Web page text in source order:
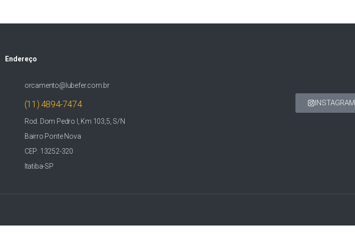
Endereço
orcamento@lubefer.com.br
(11) 4894-7474
Rod. Dom Pedro I, Km 103,5, S/N
Bairro Ponte Nova
CEP: 13252-320
Itatiba-SP
INSTAGRAM